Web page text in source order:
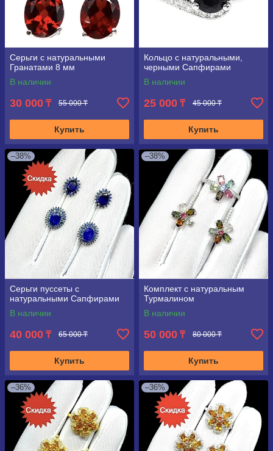
Серьги с натуральными
Гранатами 8 мм
В наличии
30 000 ₸ 55 000 ₸
Купить
Кольцо с натуральными,
черными Сапфирами
В наличии
25 000 ₸ 45 000 ₸
Купить
–38%
Серьги пуссеты с
натуральными Сапфирами
В наличии
40 000 ₸ 65 000 ₸
Купить
–38%
Комплект с натуральным
Турмалином
В наличии
50 000 ₸ 80 000 ₸
Купить
–36% –36%